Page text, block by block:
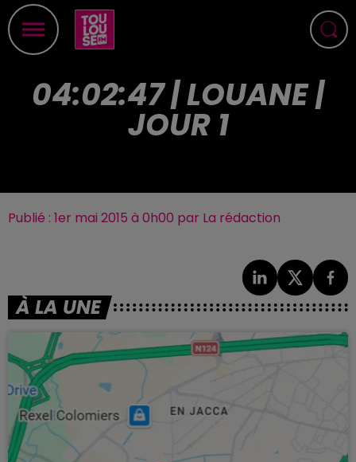
04:02:47 | LOUANE |
JOUR 1
Publié : 1er mai 2015 à 0h00 par La rédaction
À LA UNE